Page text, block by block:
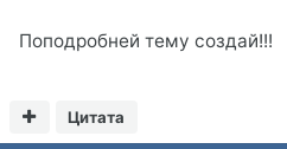
Поподробней тему создай!!!
Цитата